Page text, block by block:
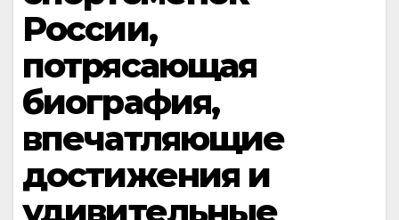
России,
потрясающая
биография,
впечатляющие
достижения и
удивительные